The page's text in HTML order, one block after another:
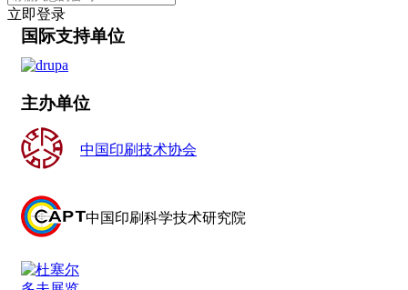
立即登录
国际支持单位
主办单位
中国印刷技术协会
中国印刷科学技术研究院